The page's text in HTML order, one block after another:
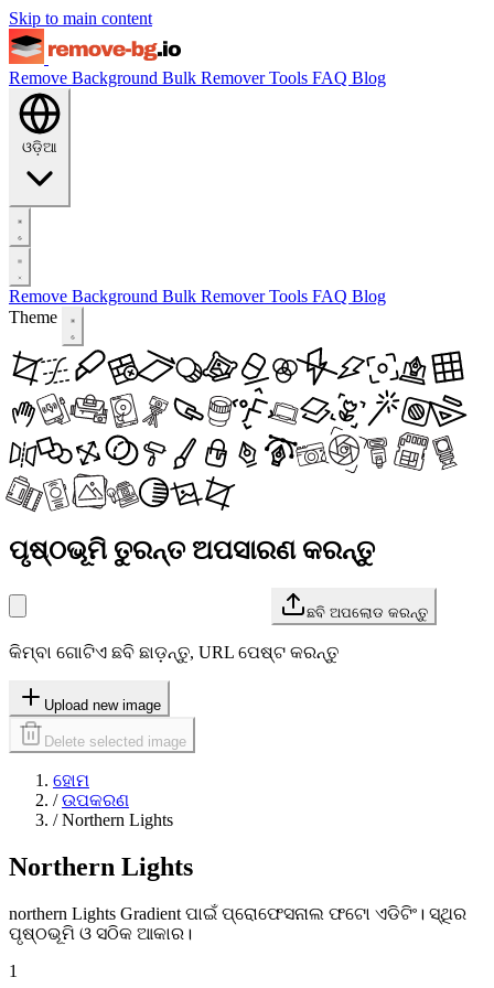
Skip to main content
Remove Background Bulk RemoverTools FAQ Blog
ଓଡ଼ିଆ
Remove Background Bulk RemoverTools FAQ Blog
Theme
ପୃଷ୍ଠଭୂମି ତୁରନ୍ତ ଅପସାରଣ କରନ୍ତୁ
ଛବି ଅପଲୋଡ କରନ୍ତୁ
କିମ୍ବା ଗୋଟିଏ ଛବି ଛାଡ଼ନ୍ତୁ, URL ପେଷ୍ଟ କରନ୍ତୁ
Upload new image
Delete selected image
ହୋମ
/ ଉପକରଣ
/ Northern Lights
Northern Lights
northern Lights Gradient ପାଇଁ ପ୍ରୋଫେସନାଲ ଫଟୋ ଏଡିଟିଂ। ସ୍ଥିର
ପୃଷ୍ଠଭୂମି ଓ ସଠିକ ଆକାର।
1